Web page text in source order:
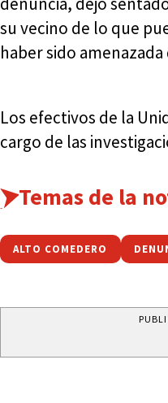
su vecino de lo que
haber sido
Los efectivos de la
cargo de las
Temas de la
ALTO COMEDERO